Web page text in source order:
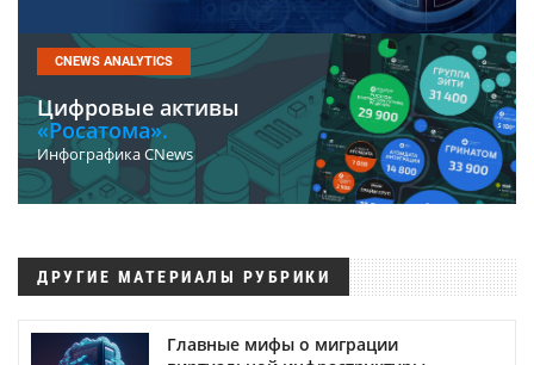
CNEWS ANALYTICS
Цифровые активы
«Росатома».
Инфографика CNews
ДРУГИЕ МАТЕРИАЛЫ РУБРИКИ
Главные мифы о миграции